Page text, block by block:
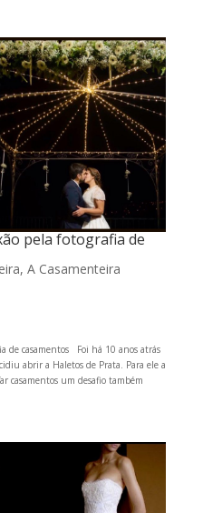
pela fotografia de
, A Casamenteira
de casamentos Foi há 10 anos atrás
abrir a Haletos de Prata. Para ele a
casamentos um desafio também